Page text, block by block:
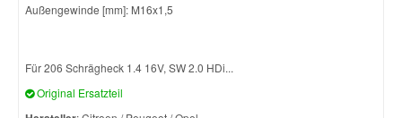
Außengewinde [mm]: M16x1,5
Für 206 Schrägheck 1.4 16V, SW 2.0 HDi...
Original Ersatzteil